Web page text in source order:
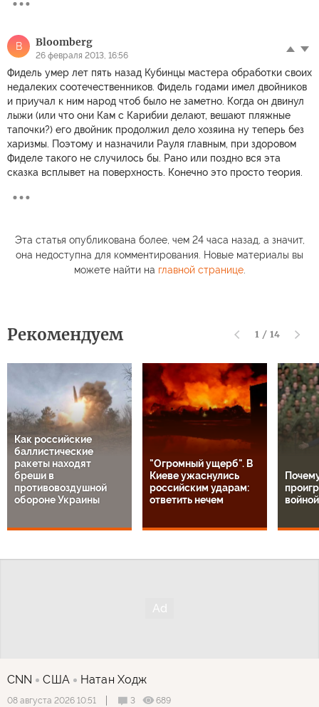
B Bloomberg
26 февраля 2013, 16:56
Фидель умер лет пять назад Кубинцы мастера обработки своих
недалеких соотечественников. Фидель годами имел двойников
и приучал к ним народ чтоб было не заметно. Когда он двинул
лыжи (или что они Кам с Карибии делают, вешают пляжные
тапочки?) его двойник продолжил дело хозяина ну теперь без
харизмы. Поэтому и назначили Рауля главным, при здоровом
Фиделе такого не случилось бы. Рано или поздно вся эта
сказка всплывет на поверхность. Конечно это просто теория.
Эта статья опубликована более, чем 24 часа назад, а значит,
она недоступна для комментирования. Новые материалы вы
можете найти на главной странице.
Рекомендуем 1 / 14
Как российские
баллистические
ракеты находят
бреши в
противовоздушной
обороне Украины
"Огромный ущерб". В
Киеве ужаснулись
российским ударам:
ответить нечем
CNN США Натан Ходж
08 августа 2026 10:51 3 689